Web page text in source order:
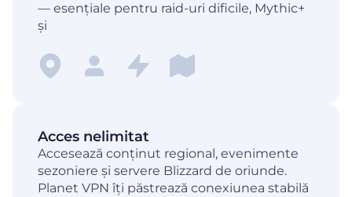
— esențiale pentru raid-uri dificile, Mythic+
și
Acces nelimitat
Accesează conținut regional, evenimente
sezoniere și servere Blizzard de oriunde.
Planet VPN îți păstrează conexiunea stabilă